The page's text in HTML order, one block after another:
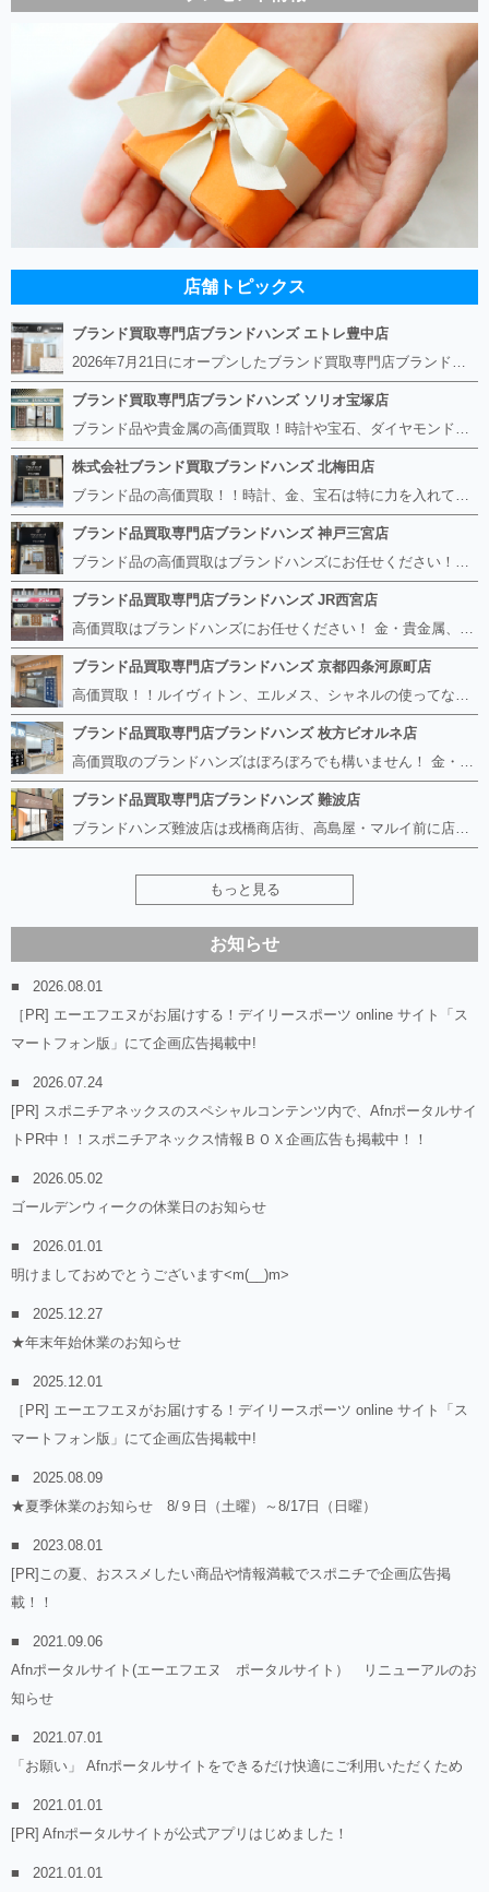
店舗トピックス
ブランド買取専門店ブランドハンズ エトレ豊中店
2026年7月21日にオープンしたブランド買取専門店ブランドハンズ エトレ豊中店です。 阪急豊中駅直結のショッピングモール エトレとよなかの１階に店舗がございます。 金・貴金属、ブランド品、時計、宝石などその他ブランド食器や美容機器、ブランド香水や化粧品などの取り扱いもございます。 熟練の鑑定士が親切・丁寧に接客、査定をさせていただきます。 査定だけでもOK。お気軽にご来店下さいませ！
ブランド買取専門店ブランドハンズ ソリオ宝塚店
ブランド品や貴金属の高価買取！時計や宝石、ダイヤモンドなど家に眠っているものがあったら捨てる前にブランドハンズへお越しください。 査定料は無料、お値段が付くものかお調べいたします！ 宅配買取もありますので使っていない古いルイヴィトンのバッグや財布、壊れているオメガの時計、千切れている金のネックレスや指輪、小型家電も取り扱っておりますのでお気軽にご利用下さい☆ その他ブランド食器、銀シルバー製品、美容機器、脱毛器、スマホなど幅広く取り扱っております！
株式会社ブランド買取ブランドハンズ 北梅田店
ブランド品の高価買取！！時計、金、宝石は特に力を入れています！ ルイヴィトン、シャネル、ロレックス、エルメスはもちろん、グッチ、プラダ、セリーヌ、フェンディなどなど、 その他ブランド食器、銀シルバー製品、美容機器、脱毛器、スマホなど幅広く取り扱っているので まずは無料査定にお越しください！ 手数料は全て無料！全国対応の宅配買取も行っておりますのでお気軽にご連絡下さい！
ブランド品買取専門店ブランドハンズ 神戸三宮店
ブランド品の高価買取はブランドハンズにお任せください！！ 高騰し続けている金・貴金属はもちろん、ルイヴィトン、エルメス、シャネル、ロレックスは特に力を入れております。 その他ブランド食器、銀シルバー製品、美容機器、脱毛器、スマホなど幅広く取り扱っております！ 鑑定士は経験豊富で親切丁寧な対応を心がけております。 鑑定書がないものでもしっかり見させて頂きます。
ブランド品買取専門店ブランドハンズ JR西宮店
高価買取はブランドハンズにお任せください！ 金・貴金属、ルイヴィトン、エルメス、シャネル、ロレックスは特に力を入れておりますが、 他店で断られたボロボロになったバッグや財布、壊れたブランド品、時計、千切れた貴金属もお買取り可能です。 経験豊富な鑑定士が宝石やダイヤモンドの鑑定書がないものでもしっかり見させて頂きます。 その他ブランド食器、銀シルバー製品、美容機器、脱毛器、スマホなど幅広く取り扱っております！ 是非お気軽にお越しください。
ブランド品買取専門店ブランドハンズ 京都四条河原町店
高価買取！！ルイヴィトン、エルメス、シャネルの使ってないものなど ブランドハンズならボロボロでも構いません。 他店に断られたものも当店ならお買取り可能です！ ロレックスやフェンディ、グッチも大歓迎です！ ブランド品や貴金属、時計、宝石、ダイヤモンドは特に高価買取ですのでお査定だけでもお待ちしております。
ブランド品買取専門店ブランドハンズ 枚方ビオルネ店
高価買取のブランドハンズはぼろぼろでも構いません！ 金・貴金属、ルイヴィトンやエルメス、シャネルの使ってないものはございませんか？ 他店に断られたものも当店ならお買取り可能です！ ロレックスやフェンディ、グッチも大歓迎！ ブランド品や貴金属、時計、宝石、ダイヤモンドは特に高価買取ですがブランド食器、スマホ、美容機器、銀製品など幅広く取り扱っております。
ブランド品買取専門店ブランドハンズ 難波店
ブランドハンズ難波店は戎橋商店街、高島屋・マルイ前に店舗があります！ ボロボロのルイヴィトン、エルメス、シャネルも高価買取！！ ぼろぼろのものでもブランドハンズなら高くお買取り致します！ ブランド香水や化粧品、動かない時計、ロレックスは特に高価買取です。 貴金属や宝石、ダイヤモンドの鑑定書がないものでもしっかり見させて頂きます。 是非お気軽にお越しください。
もっと見る
お知らせ
2026.08.01
［PR] エーエフエヌがお届けする！デイリースポーツ online サイト「ス
マートフォン版」にて企画広告掲載中!
2026.07.24
[PR] スポニチアネックスのスペシャルコンテンツ内で、Afnポータルサイ
トPR中！！スポニチアネックス情報ＢＯＸ企画広告も掲載中！！
2026.05.02
ゴールデンウィークの休業日のお知らせ
2026.01.01
明けましておめでとうございます<m(__)m>
2025.12.27
★年末年始休業のお知らせ
2025.12.01
［PR] エーエフエヌがお届けする！デイリースポーツ online サイト「ス
マートフォン版」にて企画広告掲載中!
2025.08.09
★夏季休業のお知らせ 8/９日（土曜）～8/17日（日曜）
2023.08.01
[PR]この夏、おススメしたい商品や情報満載でスポニチで企画広告掲
載！！
2021.09.06
Afnポータルサイト(エーエフエヌ ポータルサイト） リニューアルのお
知らせ
2021.07.01
「お願い」 Afnポータルサイトをできるだけ快適にご利用いただくため
2021.01.01
[PR] Afnポータルサイトが公式アプリはじめました！
2021.01.01